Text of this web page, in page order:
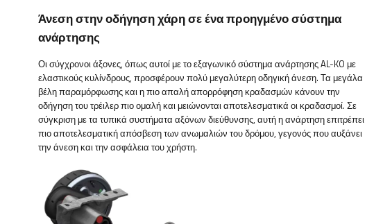
Άνεση στην οδήγηση χάρη σε ένα προηγμένο σύστημα
ανάρτησης
Οι σύγχρονοι άξονες, όπως αυτοί με το εξαγωνικό σύστημα ανάρτησης AL-KO με
ελαστικούς κυλίνδρους, προσφέρουν πολύ μεγαλύτερη οδηγική άνεση. Τα μεγάλα
βέλη παραμόρφωσης και η πιο απαλή απορρόφηση κραδασμών κάνουν την
οδήγηση του τρέιλερ πιο ομαλή και μειώνονται αποτελεσματικά οι κραδασμοί. Σε
σύγκριση με τα τυπικά συστήματα αξόνων διεύθυνσης, αυτή η ανάρτηση επιτρέπει
πιο αποτελεσματική απόσβεση των ανωμαλιών του δρόμου, γεγονός που αυξάνει
την άνεση και την ασφάλεια του χρήστη.